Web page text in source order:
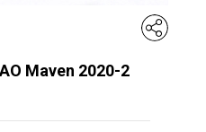
Maven 2020-2